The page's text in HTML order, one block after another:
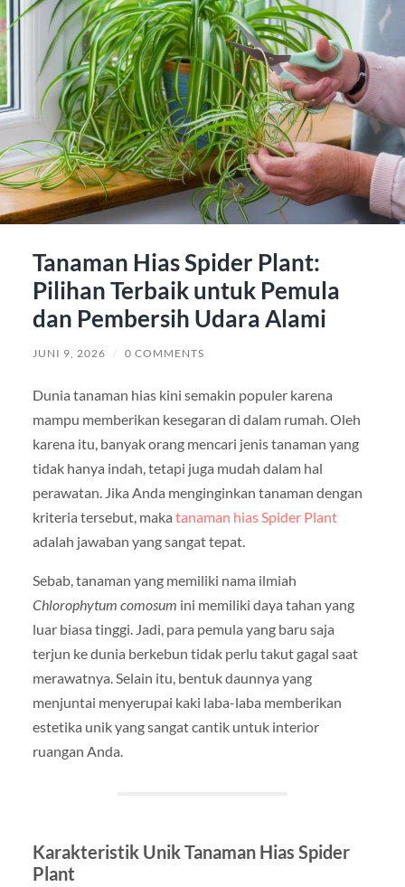
Tanaman Hias Spider Plant:
Pilihan Terbaik untuk Pemula
dan Pembersih Udara Alami
JUNI 9, 2026 / 0 COMMENTS
Dunia tanaman hias kini semakin populer karena
mampu memberikan kesegaran di dalam rumah. Oleh
karena itu, banyak orang mencari jenis tanaman yang
tidak hanya indah, tetapi juga mudah dalam hal
perawatan. Jika Anda menginginkan tanaman dengan
kriteria tersebut, maka tanaman hias Spider Plant
adalah jawaban yang sangat tepat.
Sebab, tanaman yang memiliki nama ilmiah
Chlorophytum comosum ini memiliki daya tahan yang
luar biasa tinggi. Jadi, para pemula yang baru saja
terjun ke dunia berkebun tidak perlu takut gagal saat
merawatnya. Selain itu, bentuk daunnya yang
menjuntai menyerupai kaki laba-laba memberikan
estetika unik yang sangat cantik untuk interior
ruangan Anda.
Karakteristik Unik Tanaman Hias Spider
Plant